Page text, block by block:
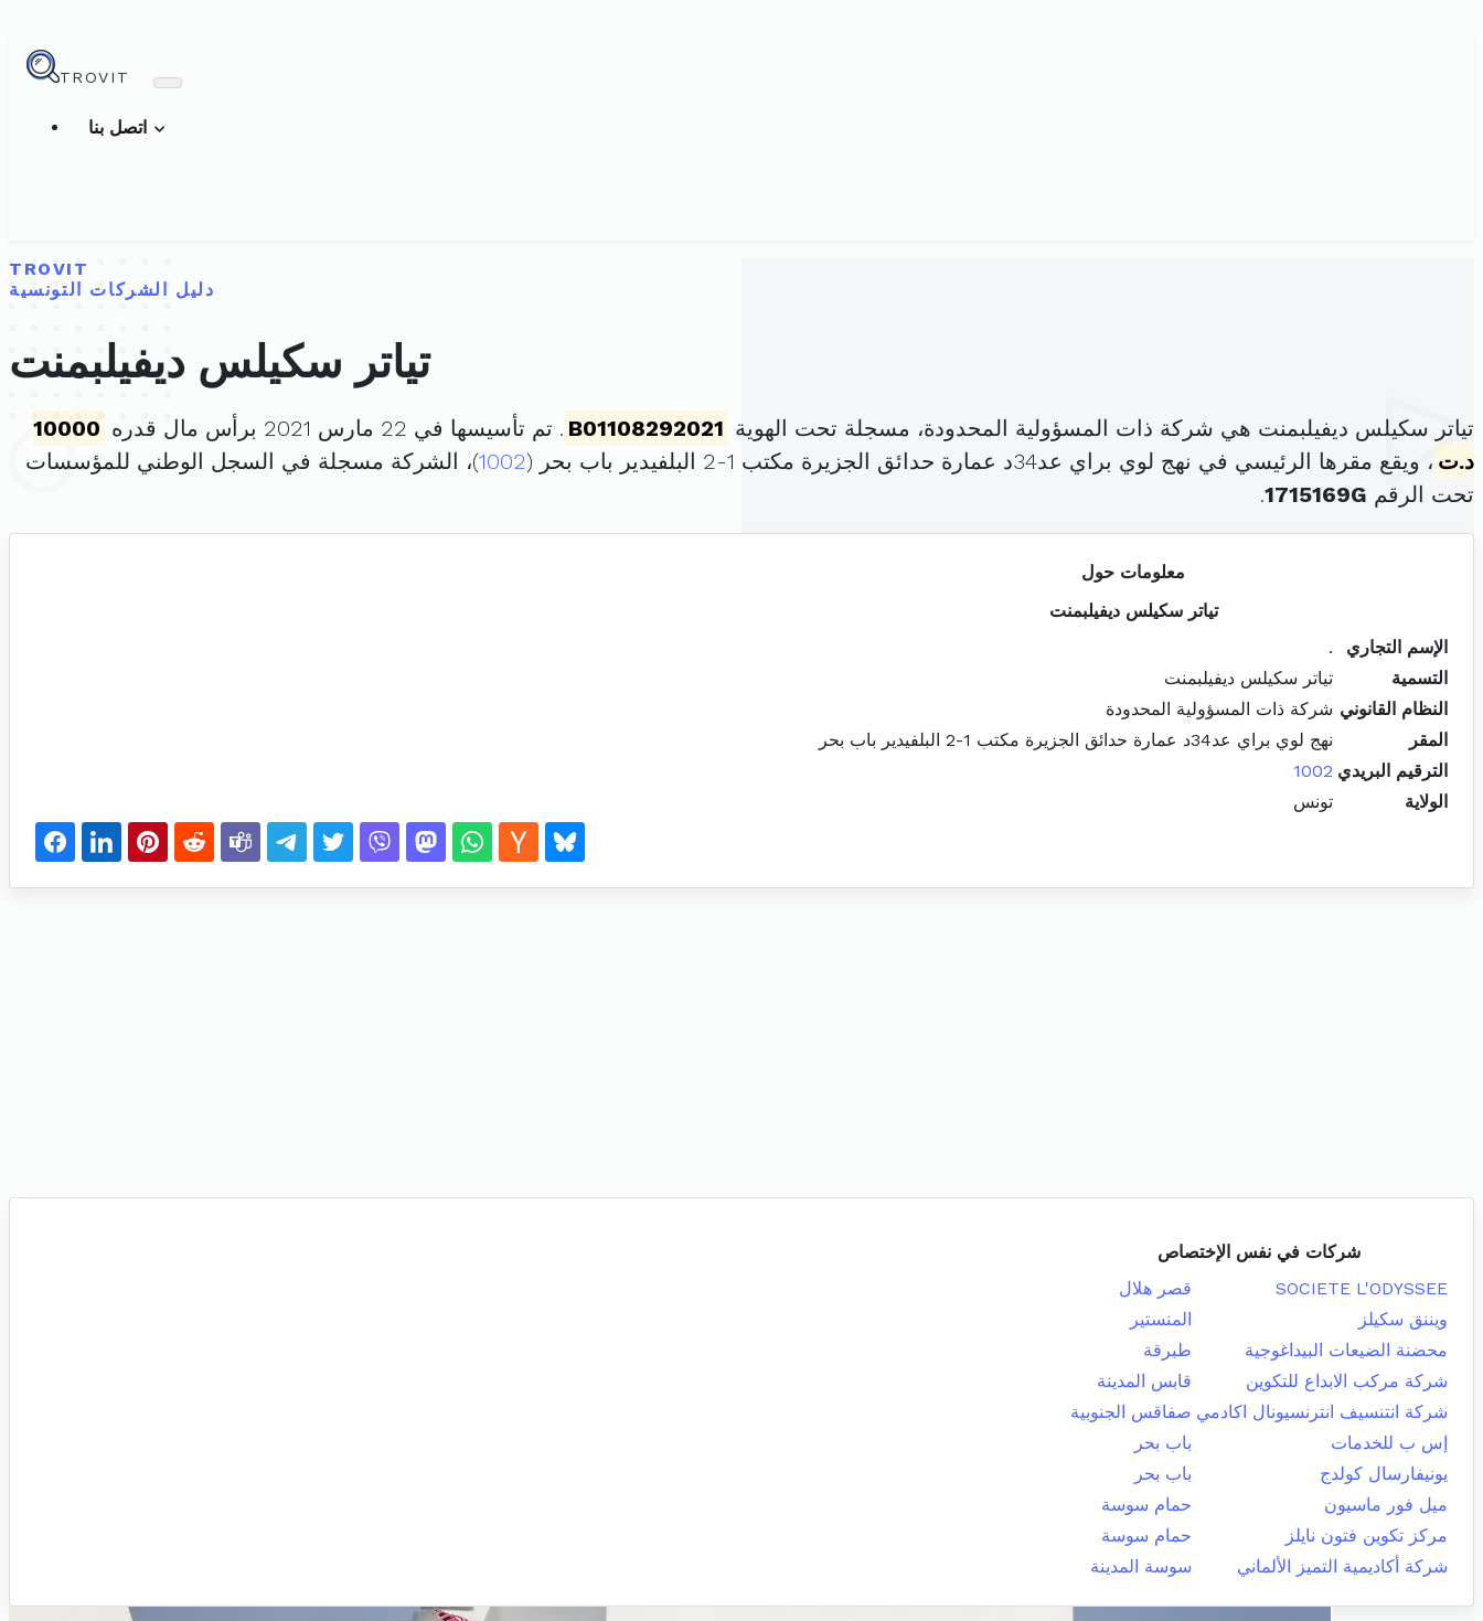
TROVIT
TROVIT
دليل الشركات التونسية
تياتر سكيلس ديفيلبمنت
تياتر سكيلس ديفيلبمنت هي شركة ذات المسؤولية المحدودة، مسجلة تحت الهوية B01108292021 . تم تأسيسها في 22 مارس 2021 برأس مال قدره
10000
د.ت ، ويقع مقرها الرئيسي في نهج لوي براي عد34د عمارة حدائق الجزيرة مكتب 1-2 البلفيدير باب بحر ( 1002)، الشركة مسجلة في السجل الوطني للمؤسسات
تحت الرقم 1715169G
.
معلومات حول
تياتر سكيلس ديفيلبمنت
الإسم التجاري
.
التسمية
تياتر سكيلس ديفيلبمنت
النظام القانوني شركة ذات المسؤولية المحدودة
المقر
نهج لوي براي عد34د عمارة حدائق الجزيرة مكتب 1-2 البلفيدير باب بحر
الترقيم البريدي 1002
الولاية
تونس
شركات في نفس الإختصاص
SOCIETE L'ODYSSEE
قصر هلال
ويننق سكيلز
المنستير
محضنة الضيعات البيداغوجية
طبرقة
شركة مركب الابداع للتكوين
قابس المدينة
شركة انتنسيف انترنسيونال اكادمي صفاقس الجنوبية
إس ب للخدمات
باب بحر
يونيفارسال كولدج
باب بحر
ميل فور ماسيون
حمام سوسة
مركز تكوين فتون نايلز
حمام سوسة
شركة أكاديمية التميز الألماني
سوسة المدينة